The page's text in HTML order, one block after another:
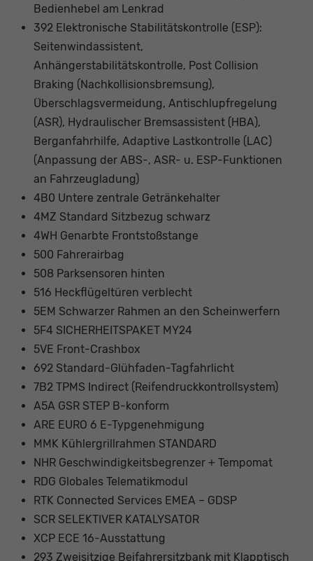
Bedienhebel am Lenkrad
392 Elektronische Stabilitätskontrolle (ESP):
Seitenwindassistent,
Anhängerstabilitätskontrolle, Post Collision
Braking (Nachkollisionsbremsung),
Überschlagsvermeidung, Antischlupfregelung
(ASR), Hydraulischer Bremsassistent (HBA),
Berganfahrhilfe, Adaptive Lastkontrolle (LAC)
(Anpassung der ABS-, ASR- u. ESP-Funktionen
an Fahrzeugladung)
4B0 Untere zentrale Getränkehalter
4MZ Standard Sitzbezug schwarz
4WH Genarbte Frontstoßstange
500 Fahrerairbag
508 Parksensoren hinten
516 Heckflügeltüren verblecht
5EM Schwarzer Rahmen an den Scheinwerfern
5F4 SICHERHEITSPAKET MY24
5VE Front-Crashbox
692 Standard-Glühfaden-Tagfahrlicht
7B2 TPMS Indirect (Reifendruckkontrollsystem)
A5A GSR STEP B-konform
ARE EURO 6 E-Typgenehmigung
MMK Kühlergrillrahmen STANDARD
NHR Geschwindigkeitsbegrenzer + Tempomat
RDG Globales Telematikmodul
RTK Connected Services EMEA – GDSP
SCR SELEKTIVER KATALYSATOR
XCP ECE 16-Ausstattung
293 Zweisitzige Beifahrersitzbank mit Klapptisch